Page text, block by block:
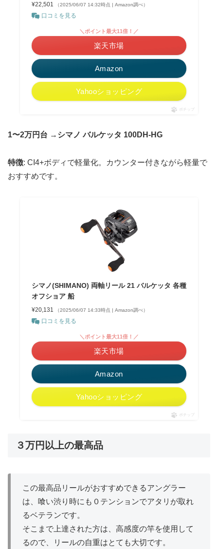
¥22,501 （2025/06/07 14:32時点 | Amazon調べ）
口コミを見る
Amazon
＼ポイント最大11倍！／
楽天市場
Yahooショッピング
ポチップ
1〜2万円台 → シマノ バルケッタ 100DH-HG
特徴: CI4+ボディで軽量化。カウンター付きながら軽量で
おすすめです。
シマノ(SHIMANO) 両軸リール 21 バルケッタ 各種
オフショア 船
¥20,131 （2025/06/07 14:33時点 | Amazon調べ）
口コミを見る
Amazon
＼ポイント最大11倍！／
楽天市場
Yahooショッピング
ポチップ
３万円以上の最高品
この最高品リールがおすすめできるアングラー
は、喰い渋り時にも０テンションでアタリが取れ
るベテランです。
そこまで上達された方は、高感度の竿を使用して
るので、リールの自重はとても大切です。